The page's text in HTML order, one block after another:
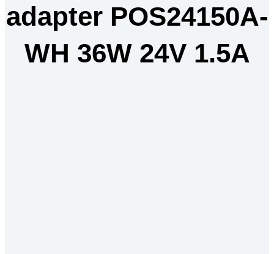
adapter POS24150A-
WH 36W 24V 1.5A